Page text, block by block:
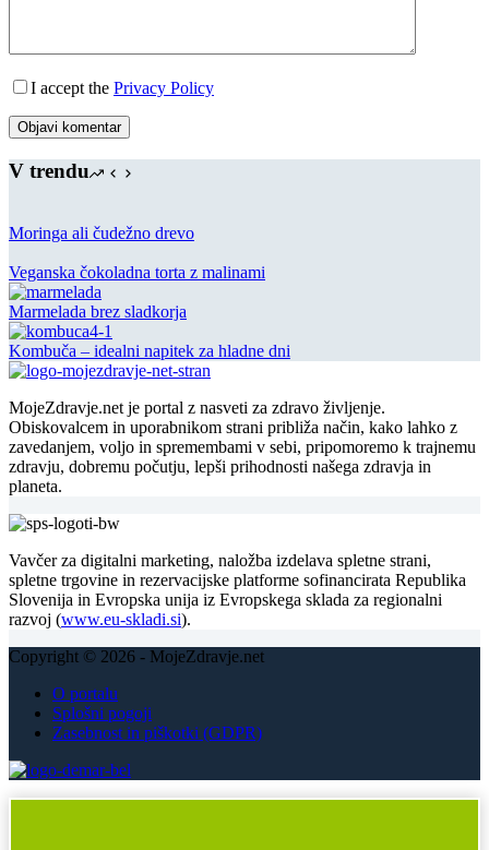
I accept the Privacy Policy
Objavi komentar
V trendu
Moringa ali čudežno drevo
Veganska čokoladna torta z malinami
Marmelada brez sladkorja
Kombuča – idealni napitek za hladne dni
MojeZdravje.net je portal z nasveti za zdravo življenje.
Obiskovalcem in uporabnikom strani približa način, kako lahko z
zavedanjem, voljo in spremembami v sebi, pripomoremo k trajnemu
zdravju, dobremu počutju, lepši prihodnosti našega zdravja in
planeta.
Vavčer za digitalni marketing, naložba izdelava spletne strani,
spletne trgovine in rezervacijske platforme sofinancirata Republika
Slovenija in Evropska unija iz Evropskega sklada za regionalni
razvoj (www.eu-skladi.si).
Copyright © 2026 - MojeZdravje.net
O portalu
Splošni pogoji
Zasebnost in piškotki (GDPR)